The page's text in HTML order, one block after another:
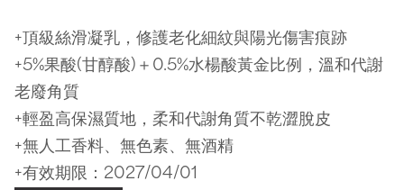
+頂級絲滑凝乳，修護老化細紋與陽光傷害痕跡
+5%果酸(甘醇酸)＋0.5%水楊酸黃金比例，溫和代謝
老廢角質
+輕盈高保濕質地，柔和代謝角質不乾澀脫皮
+無人工香料、無色素、無酒精
+有效期限：2027/04/01